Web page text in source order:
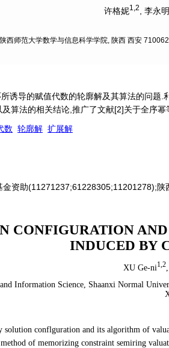
许格妮1,2 李永明
西师范大学数学与信息科学学院, 陕西 西安
诱导的赋值代数的轮廓解及其算法的问题
算法的相关结论,推广了文献[2]关于全序
数 轮廓解 扩展解
金资助(11271237;61228305;11201278);
CONFIGURATION
INDUCED BY
XU Ge-ni1,2
Information Science, Shaanxi Normal
solution conflguration and its algorithm of
of memorizing constraint semiring